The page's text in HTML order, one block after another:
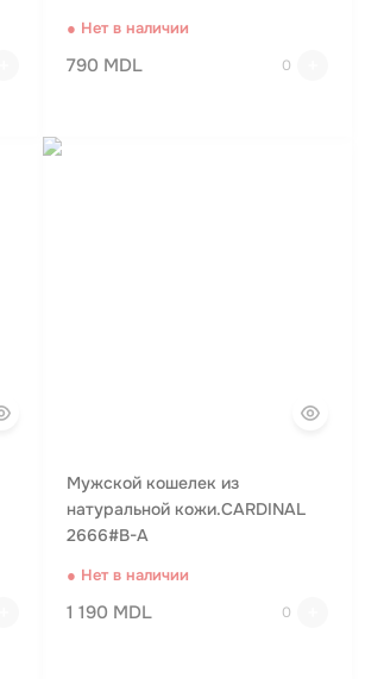
● Нет в наличии
790 MDL 0
Мужской кошелек из
натуральной кожи.CARDINAL
2666#B-A
● Нет в наличии
1 190 MDL 0